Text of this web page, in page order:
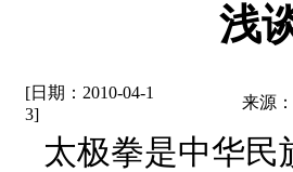
浅
[日期：2010-04-1
3]
来源
太极拳是中华民